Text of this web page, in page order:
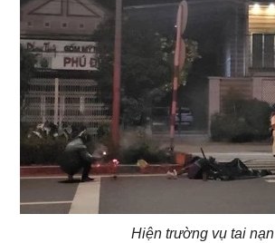
Hiện trường vụ tai nạn